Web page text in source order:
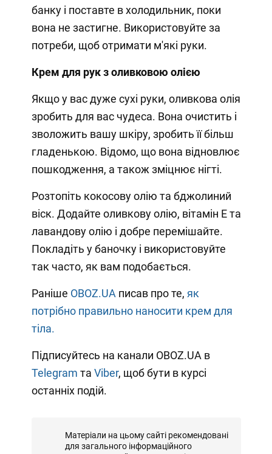
банку і поставте в холодильник, поки
вона не застигне. Використовуйте за
потреби, щоб отримати м'які руки.
Крем для рук з оливковою олією
Якщо у вас дуже сухі руки, оливкова олія
зробить для вас чудеса. Вона очистить і
зволожить вашу шкіру, зробить її більш
гладенькою. Відомо, що вона відновлює
пошкодження, а також зміцнює нігті.
Розтопіть кокосову олію та бджолиний
віск. Додайте оливкову олію, вітамін Е та
лавандову олію і добре перемішайте.
Покладіть у баночку і використовуйте
так часто, як вам подобається.
Раніше OBOZ.UA писав про те, як
потрібно правильно наносити крем для
тіла.
Підписуйтесь на канали OBOZ.UA в
Telegram та Viber, щоб бути в курсі
останніх подій.
Матеріали на цьому сайті рекомендовані
для загального інформаційного